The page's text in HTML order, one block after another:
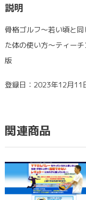
説明
骨格ゴルフ～若い頃と
た体の使い方～ティー
版
登録日：2023年12月11
関連商品